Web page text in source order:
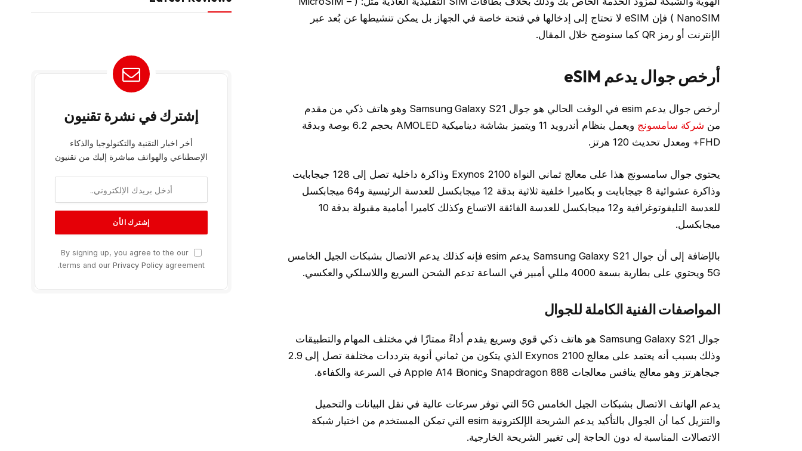
NanoSIM ) فإن eSIM لا تحتاج إلى إدخالها في فتحة خاصة في الجهاز بل يمكن تنشيطها عن بُعد عبر
الإنترنت أو رمز QR كما سنوضح خلال المقال.
أرخص جوال يدعم eSIM
أرخص جوال يدعم esim في الوقت الحالي هو جوال Samsung Galaxy S21 وهو هاتف ذكي من مقدم
من شركة سامسونج
ويعمل بنظام أندرويد 11 ويتميز بشاشة ديناميكية AMOLED بحجم 6.2 بوصة وبدقة
FHD+ ومعدل تحديث 120 هرتز.
يحتوي جوال سامسونج هذا على معالج ثماني النواة Exynos 2100 وذاكرة داخلية تصل إلى 128 جيجابايت
وذاكرة عشوائية 8 جيجابايت و بكاميرا خلفية ثلاثية بدقة 12 ميجابكسل للعدسة الرئيسية و64 ميجابكسل
للعدسة التليفوتوغرافية و12 ميجابكسل للعدسة الفائقة الاتساع وكذلك كاميرا أمامية مقبولة بدقة 10
ميجابكسل.
بالإضافة إلى أن جوال Samsung Galaxy S21 يدعم esim فإنه كذلك يدعم الاتصال بشبكات الجيل الخامس
5G ويحتوي على بطارية بسعة 4000 مللي أمبير في الساعة تدعم الشحن السريع واللاسلكي والعكسي.
المواصفات الفنية الكاملة للجوال
جوال Samsung Galaxy S21 هو هاتف ذكي قوي وسريع يقدم أداءً ممتازًا في مختلف المهام والتطبيقات
وذلك بسبب أنه يعتمد على معالج Exynos 2100 الذي يتكون من ثماني أنوية بترددات مختلفة تصل إلى 2.9
جيجاهرتز وهو معالج ينافس معالجات Snapdragon 888 وApple A14 Bionic في السرعة والكفاءة.
يدعم الهاتف الاتصال بشبكات الجيل الخامس 5G التي توفر سرعات عالية في نقل البيانات والتحميل
والتنزيل كما أن الجوال بالتأكيد يدعم الشريحة الإلكترونية esim التي تمكن المستخدم من اختيار شبكة
الاتصالات المناسبة له دون الحاجة إلى تغيير الشريحة الخارجية.
إشترك في نشرة تقنيون
أخر اخبار التقنية والتكنولوجيا والذكاء
الإصطناعي والهواتف مباشرة إليك من تقنيون
By signing up, you agree to the our
terms and our Privacy Policy agreement.